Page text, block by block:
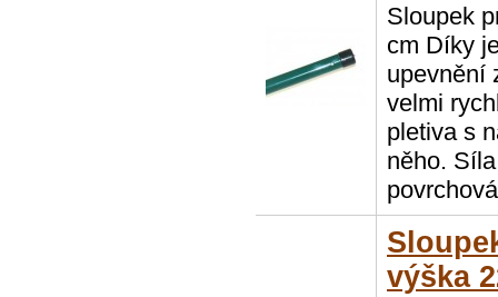
Sloupek
cm Díky
upevnění
velmi
pletiva s
něho.
výška